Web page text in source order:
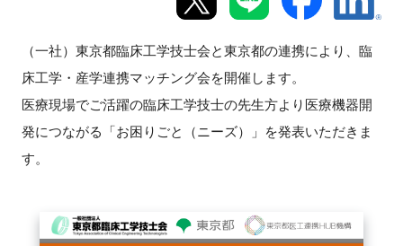
イベント
インタビュー・コラム
（一社）東京都臨床工学技士会と東京都の連携により、臨
床工学・産学連携マッチング会を開催します。
医療現場でご活躍の臨床工学技士の先生方より医療機器開
発につながる「お困りごと（ニーズ）」を発表いただきま
す。